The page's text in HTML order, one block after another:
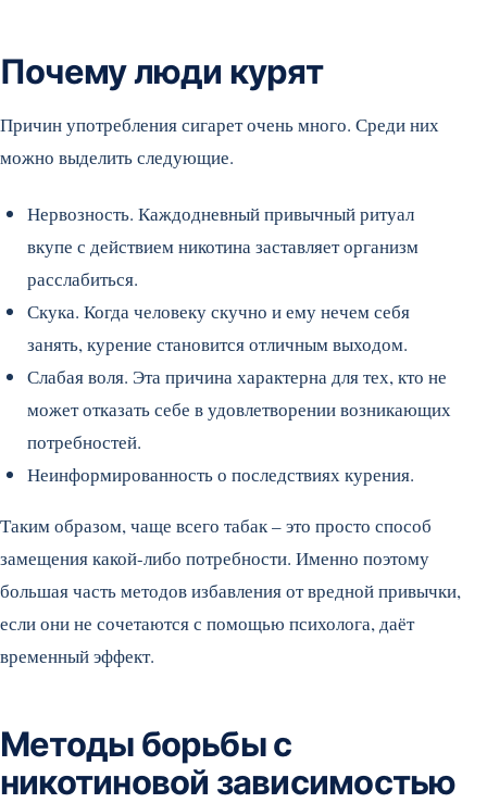
Почему люди курят
Причин употребления сигарет очень много. Среди них
можно выделить следующие.
Нервозность. Каждодневный привычный ритуал
вкупе с действием никотина заставляет организм
расслабиться.
Скука. Когда человеку скучно и ему нечем себя
занять, курение становится отличным выходом.
Слабая воля. Эта причина характерна для тех, кто не
может отказать себе в удовлетворении возникающих
потребностей.
Неинформированность о последствиях курения.
Таким образом, чаще всего табак – это просто способ
замещения какой-либо потребности. Именно поэтому
большая часть методов избавления от вредной привычки,
если они не сочетаются с помощью психолога, даёт
временный эффект.
Методы борьбы с
никотиновой зависимостью